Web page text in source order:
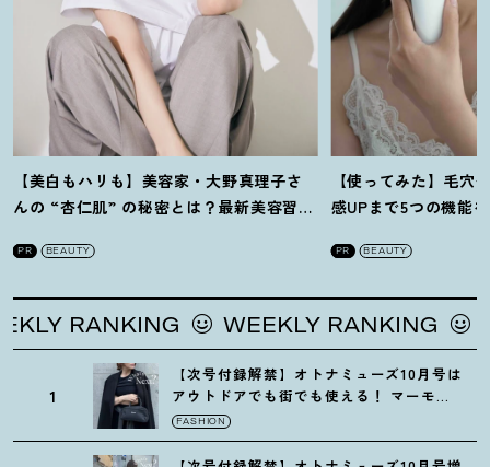
【美白もハリも】美容家・大野真理子さ
んの “杏仁肌” の秘密とは ？ 最新美容習慣
PR BEAUTY
【使ってみた】毛穴
感UPまで5つの機能
PR BEAUTY
RANKING WEEKLY RANKING
1
【次号付録解禁】オトナミューズ10月号は
アウトドアでも街でも使える ！ マーモッ
トの黒ショルダー
FASHION